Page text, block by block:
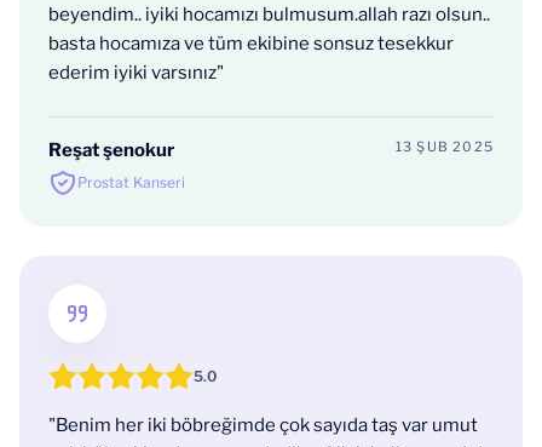
beyendim.. iyiki hocamızı bulmusum.allah razı olsun..
basta hocamıza ve tüm ekibine sonsuz tesekkur
ederim iyiki varsınız"
Reşat şenokur
Prostat Kanseri
13 ŞUB 2025
5.0
"Benim her iki böbreğimde çok sayıda taş var umut